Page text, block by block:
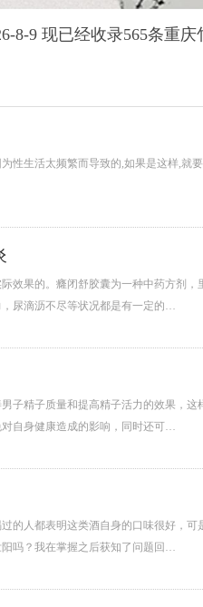
8-9 现已经收录565条重
性生活太频繁而导致的,如果是这样,
效果的。癃闭舒胶囊为一种中药方剂
尿滴沥不尽等状况都是有一定的…
子精子质量和提高精子活力的效果，
自身健康造成的影响，同时还可…
的人都表明这类酒自身的口味很好，
吗？我在掌握之后获知了问题回…